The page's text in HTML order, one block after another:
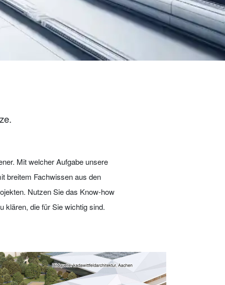
Mit welcher Aufgabe unsere
breitem Fachwissen aus den
Nutzen Sie das Know-how
klären, die für Sie wichtig sind.